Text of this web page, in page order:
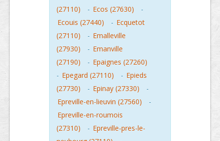
(27110)
- Ecos (27630)
-
Ecouis (27440)
- Ecquetot
(27110)
- Emalleville
(27930)
- Emanville
(27190)
- Epaignes (27260)
- Epegard (27110) - Epieds
(27730)
- Epinay (27330)
-
Epreville-en-lieuvin (27560)
-
Epreville-en-roumois
(27310)
- Epreville-pres-le-